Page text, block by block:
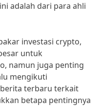
adalah dari para ahli
investasi crypto,
untuk
namun juga penting
mengikuti
terbaru terkait
betapa pentingnya